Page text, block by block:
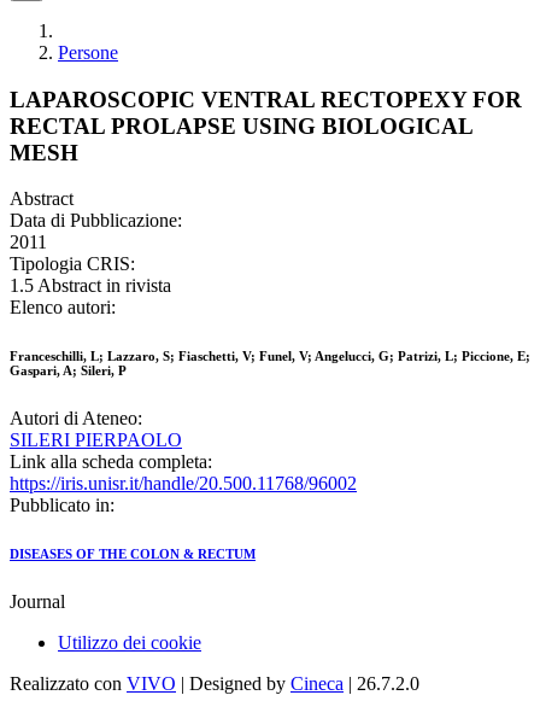
Persone
LAPAROSCOPIC VENTRAL RECTOPEXY FOR
RECTAL PROLAPSE USING BIOLOGICAL
MESH
Abstract
Data di Pubblicazione:
2011
Tipologia CRIS:
1.5 Abstract in rivista
Elenco autori:
Franceschilli, L; Lazzaro, S; Fiaschetti, V; Funel, V; Angelucci, G; Patrizi, L; Piccione, E;
Gaspari, A; Sileri, P
Autori di Ateneo:
SILERI PIERPAOLO
Link alla scheda completa:
https://iris.unisr.it/handle/20.500.11768/96002
Pubblicato in:
DISEASES OF THE COLON & RECTUM
Journal
Utilizzo dei cookie
Realizzato con VIVO | Designed by Cineca | 26.7.2.0